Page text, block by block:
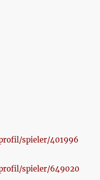
spieler/401996
spieler/649020